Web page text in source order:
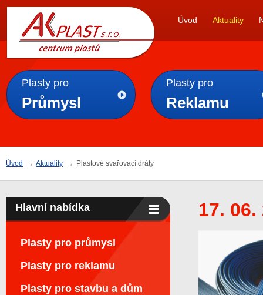
AKPLAST s.r.o.
Úvod Aktuality
Plasty pro
Průmysl
Plasty pro
Reklamu
Úvod → Aktuality → Plastové svařovací dráty
17.
Hlavní nabídka
Plasty pro průmysl
Plasty pro reklamu
Plasty pro stavbu a dům